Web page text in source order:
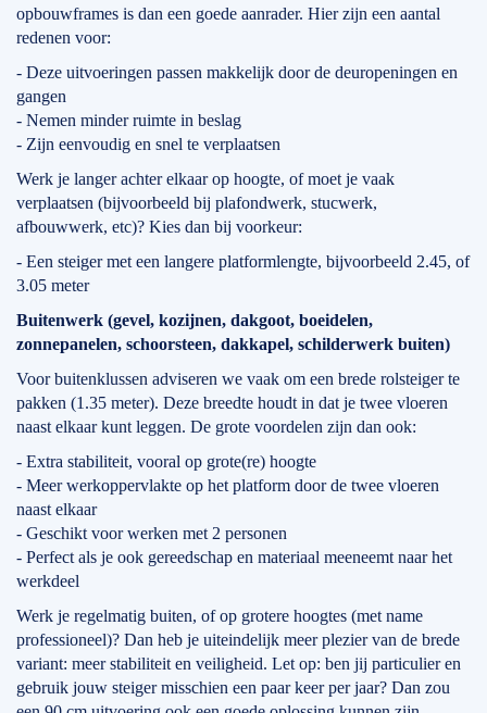
opbouwframes is dan een goede aanrader. Hier zijn een aantal
redenen voor:
- Deze uitvoeringen passen makkelijk door de deuropeningen en
gangen
- Nemen minder ruimte in beslag
- Zijn eenvoudig en snel te verplaatsen
Werk je langer achter elkaar op hoogte, of moet je vaak
verplaatsen (bijvoorbeeld bij plafondwerk, stucwerk,
afbouwwerk, etc)? Kies dan bij voorkeur:
- Een steiger met een langere platformlengte, bijvoorbeeld 2.45, of
3.05 meter
Buitenwerk (gevel, kozijnen, dakgoot, boeidelen,
zonnepanelen, schoorsteen, dakkapel, schilderwerk buiten)
Voor buitenklussen adviseren we vaak om een brede rolsteiger te
pakken (1.35 meter). Deze breedte houdt in dat je twee vloeren
naast elkaar kunt leggen. De grote voordelen zijn dan ook:
- Extra stabiliteit, vooral op grote(re) hoogte
- Meer werkoppervlakte op het platform door de twee vloeren
naast elkaar
- Geschikt voor werken met 2 personen
- Perfect als je ook gereedschap en materiaal meeneemt naar het
werkdeel
Werk je regelmatig buiten, of op grotere hoogtes (met name
professioneel)? Dan heb je uiteindelijk meer plezier van de brede
variant: meer stabiliteit en veiligheid. Let op: ben jij particulier en
gebruik jouw steiger misschien een paar keer per jaar? Dan zou